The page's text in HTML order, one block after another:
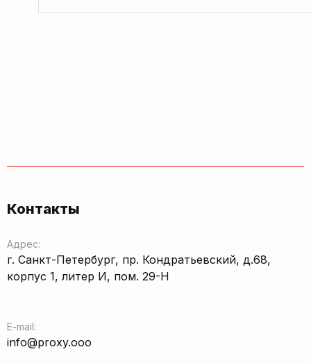
Контакты
Адрес:
г. Санкт-Петербург, пр. Кондратьевский, д.68,
корпус 1, литер И, пом. 29-Н
E-mail:
info@proxy.ooo